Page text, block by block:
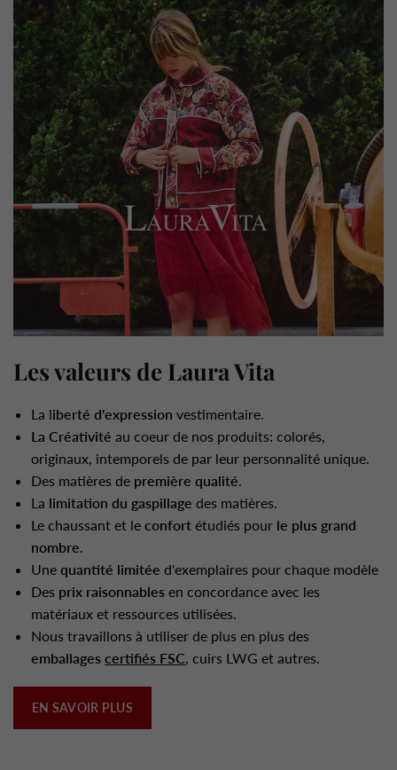
Les valeurs de Laura Vita
La liberté d'expression vestimentaire.
La Créativité au coeur de nos produits: colorés,
originaux, intemporels de par leur personnalité unique.
Des matières de première qualité.
La limitation du gaspillage des matières.
Le chaussant et le confort étudiés pour le plus grand
nombre.
Une quantité limitée d'exemplaires pour chaque modèle
Des prix raisonnables en concordance avec les
matériaux et ressources utilisées.
Nous travaillons à utiliser de plus en plus des
emballages certifiés FSC, cuirs LWG et autres.
EN SAVOIR PLUS